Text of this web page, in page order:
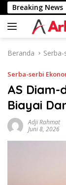
Langsung
ke
konten
Breaking News
Tinggi Stunting
Beranda
Serba-serbi
AS
Biayai
Adji Rahmat
Juni 8, 2026